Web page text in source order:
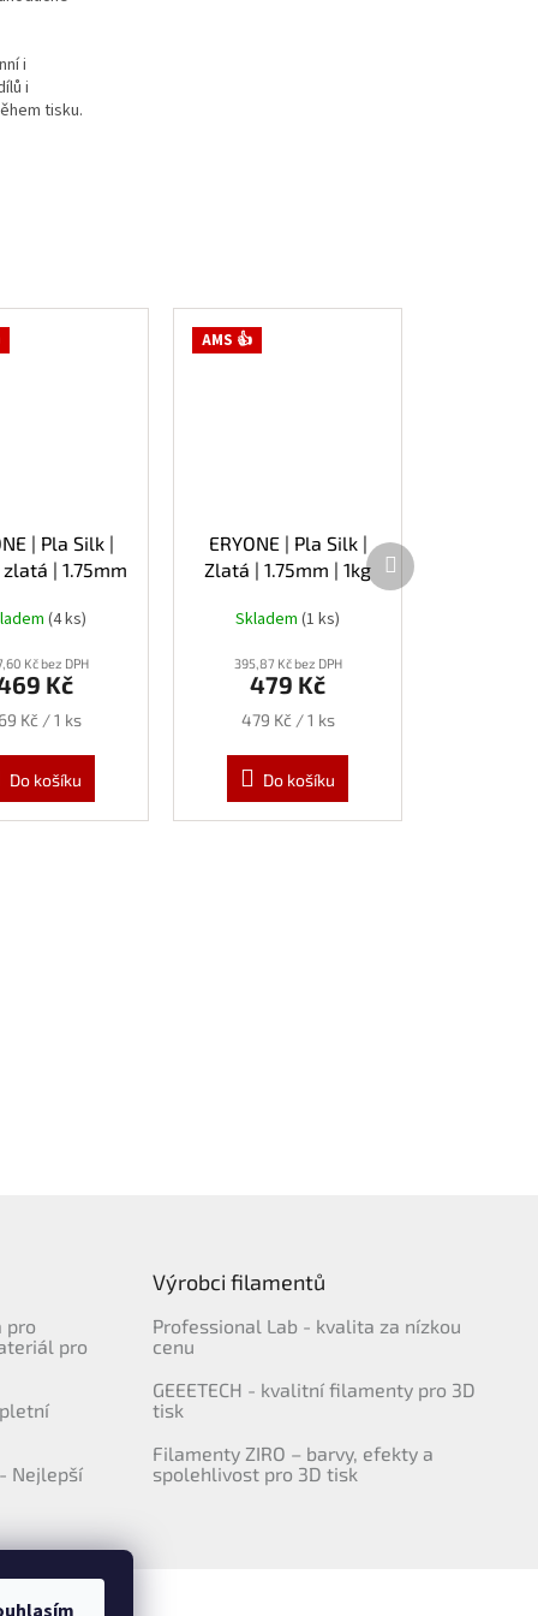
| Pla Silk |
| 1.75mm
(4 ks)
Kč bez DPH
Kč
Kč / 1 ks
Do košíku
AMS 👍
ERYONE | Pla Silk |
Zlatá | 1.75mm | 1kg
Skladem(1 ks)
395,87 Kč bez DPH
479 Kč
Měrná
479 Kč / 1 ks
Do košíku
Další
produkt
i
i
tisku.
pro
pro
Nejlepší
Výrobci filamentů
Professional Lab - kvalita za nízkou
cenu
GEEETECH - kvalitní filamenty pro 3D
tisk
Filamenty ZIRO – barvy, efekty a
spolehlivost pro 3D tisk